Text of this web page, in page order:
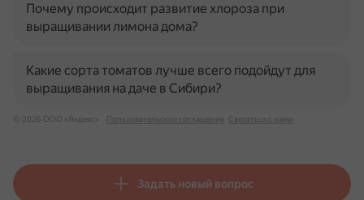
Почему происходит развитие хлороза при
выращивании лимона дома?
Какие сорта томатов лучше всего подойдут для
выращивания на даче в Сибири?
© 2026 ООО «Яндекс» Пользовательское соглашение Связаться с нами
Задать новый вопрос